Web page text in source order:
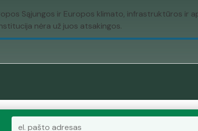
Sąjungos ir Europos klimato, infrastruktūros ir
nėra už juos atsakingos.